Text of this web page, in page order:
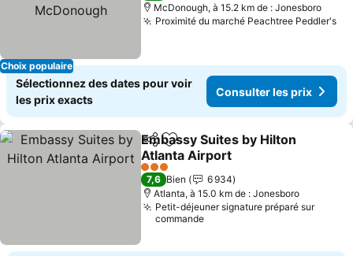
Choix populaire
McDonough, à 15.2 km de : Jonesboro
Proximité du marché Peachtree Peddler's
Sélectionnez des dates pour voir
les prix exacts
Consulter les prix
PartagerAjouter à mes favoris
Embassy Suites by Hilton
Atlanta Airport
3 Étoiles
7,6 Bien
6 934
Atlanta, à 15.0 km de : Jonesboro
Petit-déjeuner signature préparé sur
commande